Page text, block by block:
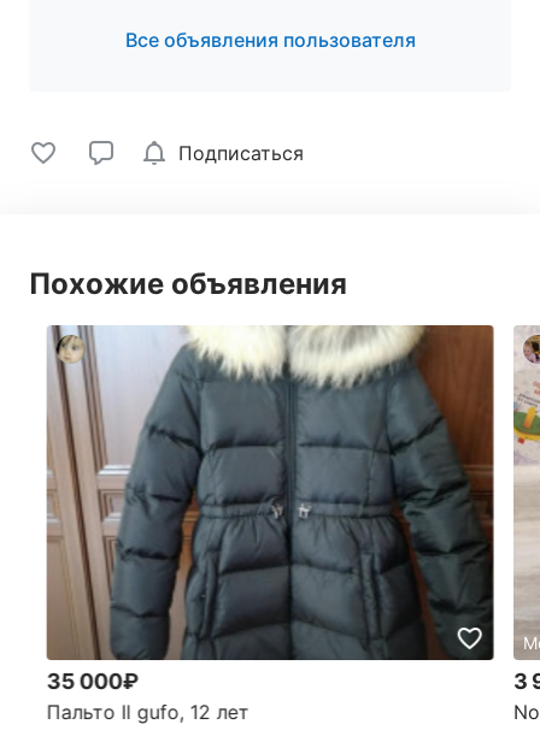
Все объявления пользователя
Подписаться
Похожие объявления
35 000₽
Пальто Il gufo, 12 лет
3